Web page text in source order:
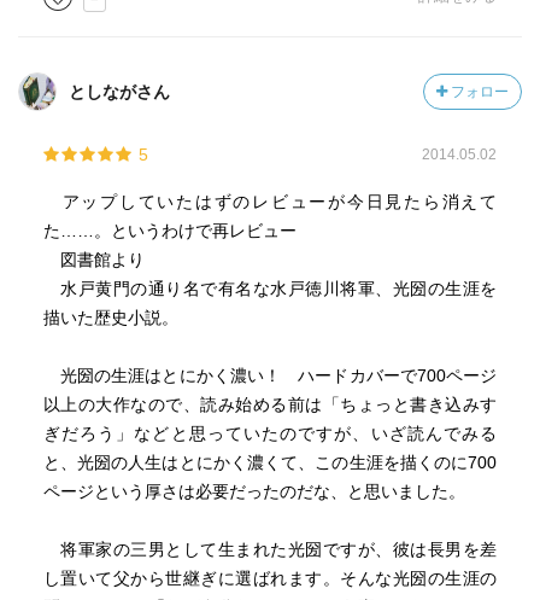
ひととの出会いに恵まれる。
斎。保科正之。藤原惺窩の息子冷泉為景。後水尾上皇。滅
亡した明から逃れてきた朱舜水。
か。
目の前にあり、まわり道の日々を送るのであるが、それが
光圀を成長させていく。
義に生きる光圀は、それらを受け止めながら自分の道を模
索していく。
自分の志と義の一致を求めて。
ことに、終生のライバルであり友であった読耕斎との交流
圀の心を開放し、才能を伸ばしたことか。
泰姫と左近の関係は、のちの『花とゆめ』の定子と清少納
としながさん フォロー
5 2014.05.02
アップしていたはずのレビューが今日見たら消えて
た……。というわけで再レビュー
図書館より
水戸黄門の通り名で有名な水戸徳川将軍、光圀の生涯を
描いた歴史小説。
光圀の生涯はとにかく濃い！ ハードカバーで700ページ
以上の大作なので、読み始める前は「ちょっと書き込みす
ぎだろう」などと思っていたのですが、いざ読んでみる
と、光圀の人生はとにかく濃くて、この生涯を描くのに700
ページという厚さは必要だったのだな、と思いました。
将軍家の三男として生まれた光圀ですが、彼は長男を差
し置いて父から世継ぎに選ばれます。そんな光圀の生涯の